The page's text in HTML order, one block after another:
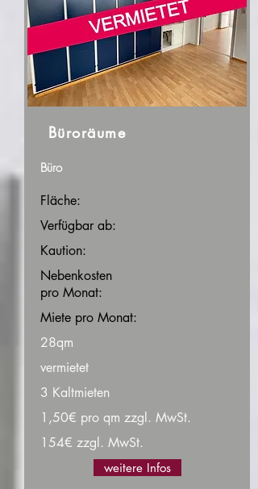
Büroräume
Büro
Fläche:
Verfügbar ab:
Kaution:
Nebenkosten
pro Monat:
Miete pro Monat:
28qm
vermietet
3 Kaltmieten
1,50€ pro qm zzgl. MwSt.
154€ zzgl. MwSt.
weitere Infos